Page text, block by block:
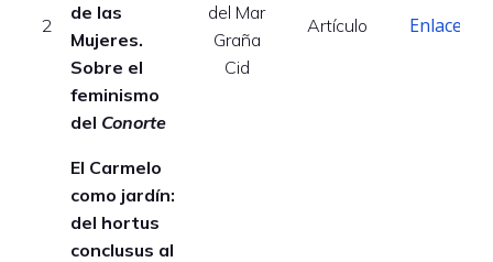
2
de las
Mujeres.
Sobre el
feminismo
del Conorte
del Mar
Graña
Cid
Artículo Enlace
El Carmelo
como jardín:
del hortus
conclusus al